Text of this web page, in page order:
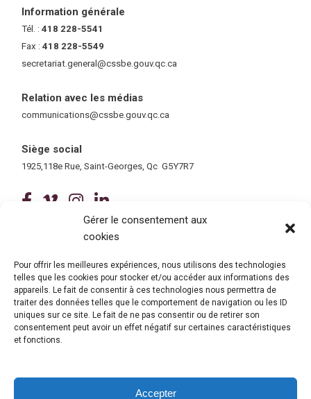
Gérer le consentement aux
cookies
Pour offrir les meilleures expériences, nous utilisons des technologies
telles que les cookies pour stocker et/ou accéder aux informations des
appareils. Le fait de consentir à ces technologies nous permettra de
traiter des données telles que le comportement de navigation ou les ID
uniques sur ce site. Le fait de ne pas consentir ou de retirer son
consentement peut avoir un effet négatif sur certaines caractéristiques
et fonctions.
Accepter
Information générale
Tél. :418 228-5541
Fax :418 228-5549
secretariat.general@cssbe.gouv.qc.ca
Relation avec les médias
communications@cssbe.gouv.qc.ca
Siège social
1925,118e Rue, Saint-Georges, Qc G5Y7R7
(ce lien ouvre dans une nouvelle
(ce lien ouvre dans une nouvelle
(ce lien ouvre dans une
Tous droits réservés © 2026 Centre de services scolaire de la
Politique de confidentialité|Accessibilité
Conception site web : Ubéo solutions web(ce lien ouvre dans une nouvelle